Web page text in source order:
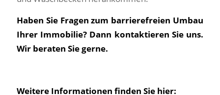
Haben Sie Fragen zum barrierefreien Umbau
Ihrer Immobilie? Dann kontaktieren Sie uns.
Wir beraten Sie gerne.
Weitere Informationen finden Sie hier: